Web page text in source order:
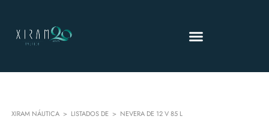
XIRAM NÁUTICA > LISTADOS DE > NEVERA DE 12 V 85 L